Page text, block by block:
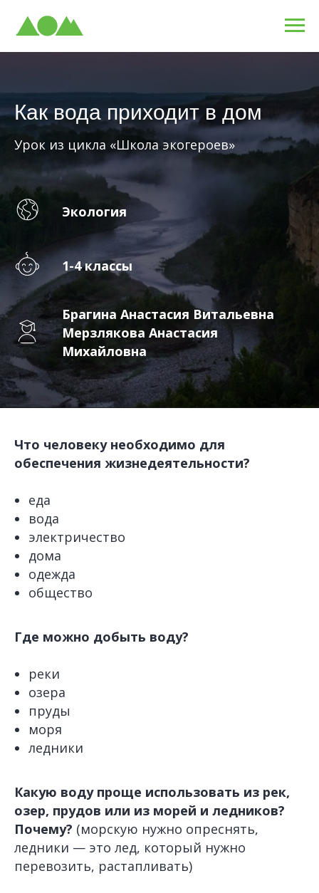
Как вода приходит в дом
Урок из цикла «Школа экогероев»
Экология
1-4 классы
Брагина Анастасия Витальевна
Мерзлякова Анастасия
Михайловна
Что человеку необходимо для
обеспечения жизнедеятельности?
еда
вода
электричество
дома
одежда
общество
Где можно добыть воду?
реки
озера
пруды
моря
ледники
Какую воду проще использовать из рек,
озер, прудов или из морей и ледников?
Почему? (морскую нужно опреснять,
ледники — это лед, который нужно
перевозить, растапливать)